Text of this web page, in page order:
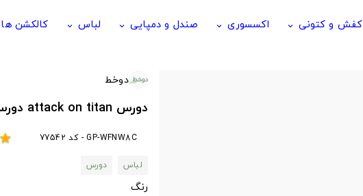
کفش و کتونی keyboard_arrow_down اکسسوری keyboard_arrow_down صندل و دمپایی keyboard_arrow_down لباس keyboard_arrow_down کالکشن ها
دوخط
دورس attack on titan دورس انیمه اتک ان تایتان
GP-WFNW8C - کد 77542 star
لباس
دورس
رنگ